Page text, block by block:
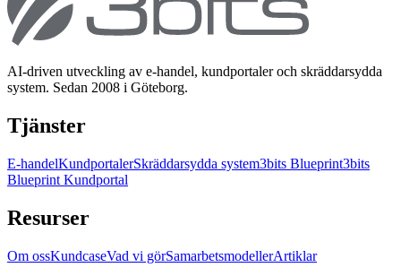
AI-driven utveckling av e-handel, kundportaler och skräddarsydda
system. Sedan 2008 i Göteborg.
Tjänster
E-handelKundportalerSkräddarsydda system3bits Blueprint3bits
Blueprint Kundportal
Resurser
Om ossKundcaseVad vi görSamarbetsmodellerArtiklar